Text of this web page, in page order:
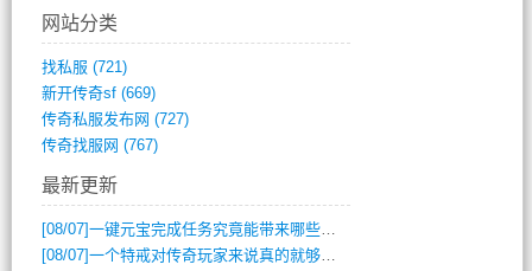
网站分类
找私服 (721)
新开传奇sf(669)
传奇私服发布网 (727)
传奇找服网 (767)
最新更新
[08/07]一键元宝完成任务究竟能带来哪些超值优势？
[08/07]一个特戒对传奇玩家来说真的就够用了吗？